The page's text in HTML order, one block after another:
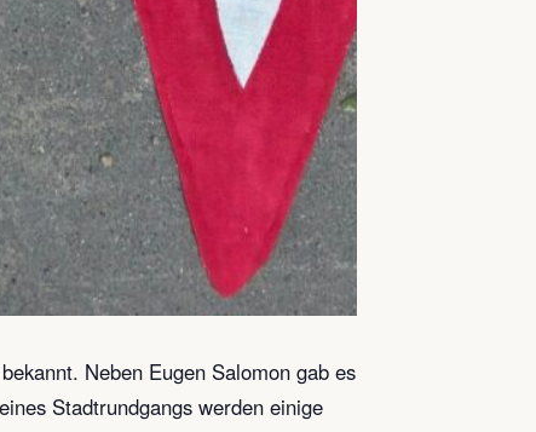
Neben Eugen Salomon gab es
Stadtrundgangs werden einige